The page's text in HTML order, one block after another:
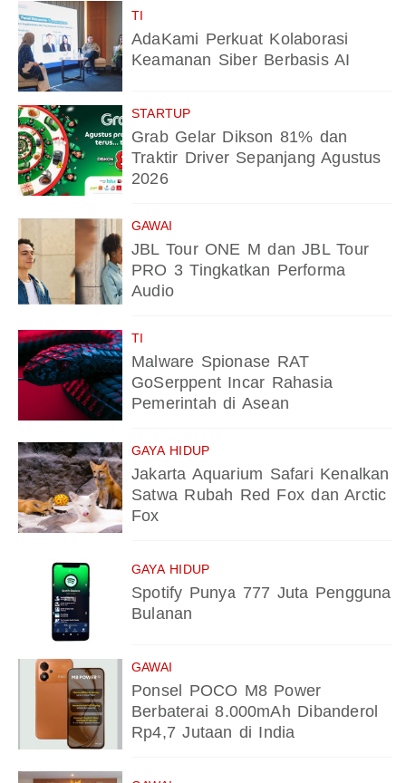
TI
AdaKami Perkuat Kolaborasi
Keamanan Siber Berbasis AI
STARTUP
Grab Gelar Dikson 81% dan
Traktir Driver Sepanjang Agustus
2026
GAWAI
JBL Tour ONE M dan JBL Tour
PRO 3 Tingkatkan Performa
Audio
TI
Malware Spionase RAT
GoSerppent Incar Rahasia
Pemerintah di Asean
GAYA HIDUP
Jakarta Aquarium Safari Kenalkan
Satwa Rubah Red Fox dan Arctic
Fox
GAYA HIDUP
Spotify Punya 777 Juta Pengguna
Bulanan
GAWAI
Ponsel POCO M8 Power
Berbaterai 8.000mAh Dibanderol
Rp4,7 Jutaan di India